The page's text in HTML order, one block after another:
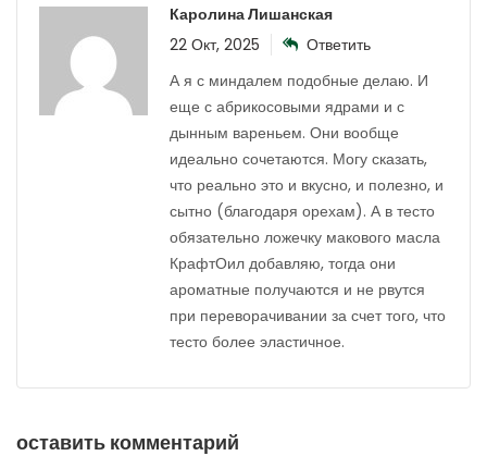
Каролина Лишанская
22 Окт, 2025
Ответить
А я с миндалем подобные делаю. И
еще с абрикосовыми ядрами и с
дынным вареньем. Они вообще
идеально сочетаются. Могу сказать,
что реально это и вкусно, и полезно, и
сытно (благодаря орехам). А в тесто
обязательно ложечку макового масла
КрафтОил добавляю, тогда они
ароматные получаются и не рвутся
при переворачивании за счет того, что
тесто более эластичное.
оставить комментарий